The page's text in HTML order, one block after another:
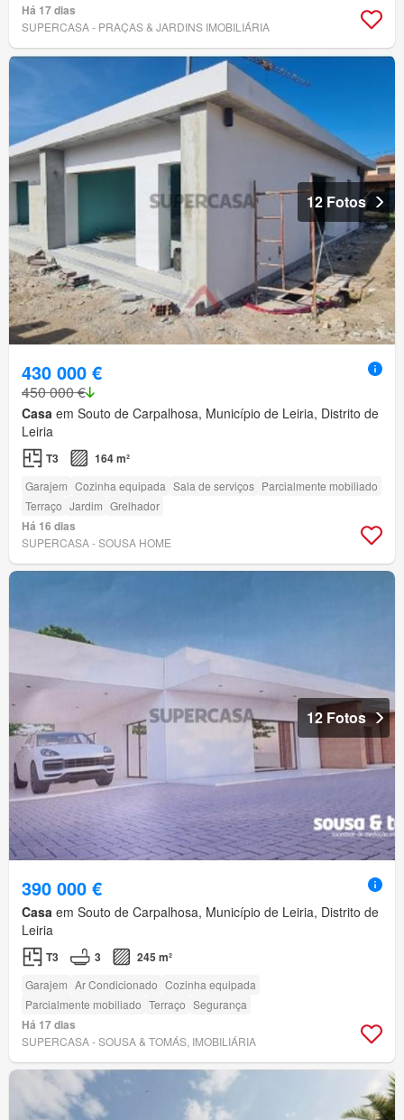
Há 17 dias
SUPERCASA - PRAÇAS & JARDINS IMOBILIÁRIA
12 Fotos
430 000 €
450 000 €
Casa em Souto de Carpalhosa, Município de Leiria, Distrito de
Leiria
T3 164 m²
Garajem Cozinha equipada Sala de serviços Parcialmente mobiliado
Terraço Jardim Grelhador
Há 16 dias
SUPERCASA - SOUSA HOME
12 Fotos
390 000 €
Casa em Souto de Carpalhosa, Município de Leiria, Distrito de
Leiria
T3 3 245 m²
Garajem Ar Condicionado Cozinha equipada
Parcialmente mobiliado Terraço Segurança
Há 17 dias
SUPERCASA - SOUSA & TOMÁS, IMOBILIÁRIA